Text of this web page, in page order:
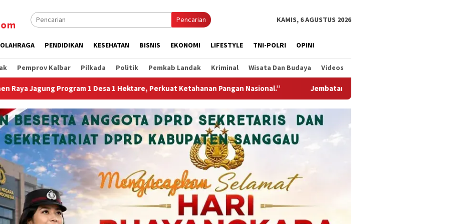
Pencarian KAMIS, 6 AGUSTUS 2026
OLAHRAGA PENDIDIKAN KESEHATAN BISNIS EKONOMI LIFESTYLE TNI-POLRI OPINI
Pemprov Kalbar Pilkada Politik Pemkab Landak Kriminal Wisata Dan Budaya Videos
Perkuat Ketahanan Pangan Nasional.” Jembatan Gantung Garuda Hadir Untuk Negeri, Wujud Kepedulian TNI